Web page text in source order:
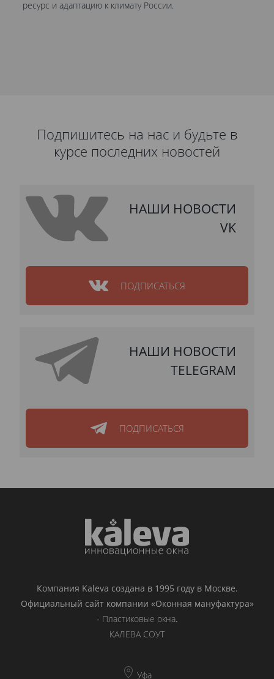
ресурс и адаптацию к климату России.
Подпишитесь на нас и будьте в
курсе последних новостей
НАШИ НОВОСТИ
VK
ПОДПИСАТЬСЯ
НАШИ НОВОСТИ
TELEGRAM
ПОДПИСАТЬСЯ
Компания Kaleva создана в 1995 году в Москве.
Официальный сайт компании «Оконная мануфактура»
- Пластиковые окна.
КАЛЕВА СОУТ
Уфа